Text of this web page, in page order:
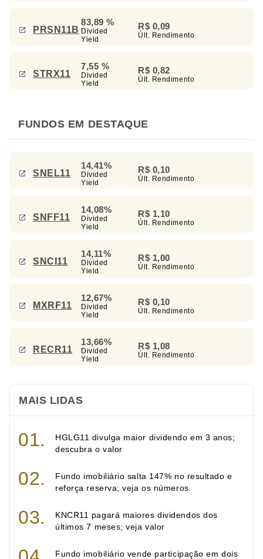
PRSN11B
83,89 %
Divided
Yield
R$ 0,09
Últ. Rendimento
STRX11
7,55 %
Divided
Yield
R$ 0,82
Últ. Rendimento
FUNDOS EM DESTAQUE
SNEL11
14,41%
Divided
Yield
R$ 0,10
Últ. Rendimento
SNFF11
14,08%
Divided
Yield
R$ 1,10
Últ. Rendimento
SNCI11
14,11%
Divided
Yield
R$ 1,00
Últ. Rendimento
MXRF11
12,67%
Divided
Yield
R$ 0,10
Últ. Rendimento
RECR11
13,66%
Divided
Yield
R$ 1,08
Últ. Rendimento
MAIS LIDAS
HGLG11 divulga maior dividendo em 3 anos;
descubra o valor
Fundo imobiliário salta 147% no resultado e
reforça reserva; veja os números
KNCR11 pagará maiores dividendos dos
últimos 7 meses; veja valor
Fundo imobiliário vende participação em dois